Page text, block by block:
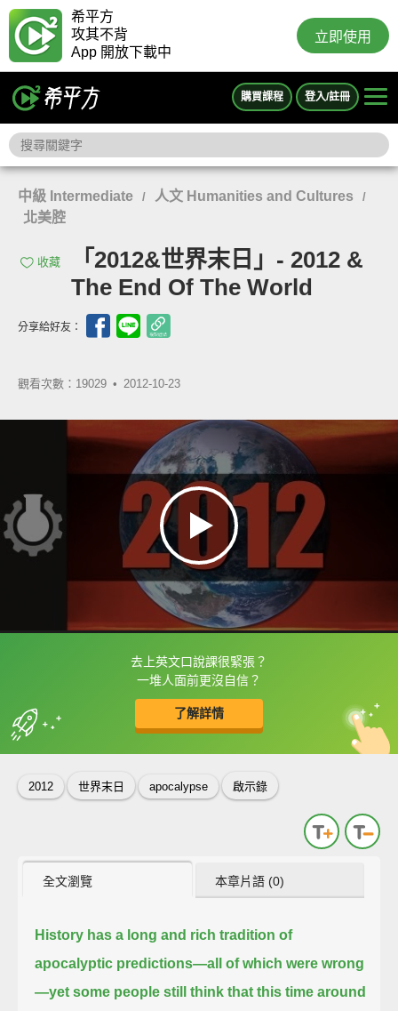
希平方
攻其不背
App 開放下載中
立即使用
購買課程 登入/註冊
中級 Intermediate / 人文 Humanities and Cultures /
北美腔
收藏
「2012&世界末日」- 2012 &
The End Of The World
分享給好友：
觀看次數：19029 • 2012-10-23
去上英文口說課很緊張？
一堆人面前更沒自信？
了解詳情
框選或點兩下字幕可以直接查字典喔！
收錄佳句 中
英
2012 世界末日 apocalypse 啟示錄
全文瀏覽 本章片語 (0)
History has a long and rich tradition of
apocalyptic predictions—all of which were wrong
—yet some people still think that this time around